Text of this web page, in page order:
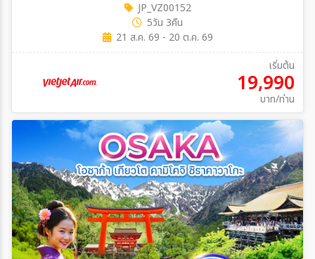
JP_VZ00152
5วัน 3คืน
21 ส.ค. 69 - 20 ต.ค. 69
เริ่มต้น
19,990
บาท/ท่าน